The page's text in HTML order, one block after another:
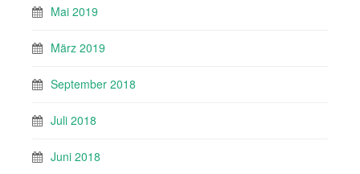
Mai 2019
März 2019
September 2018
Juli 2018
Juni 2018